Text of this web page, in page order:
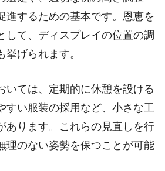
進するための基本です。恩恵を
して、ディスプレイの位置の調
げられます。
いては、定期的に休憩を設ける
すい服装の採用など、小さな工
あります。これらの見直しを行
理のない姿勢を保つことが可能